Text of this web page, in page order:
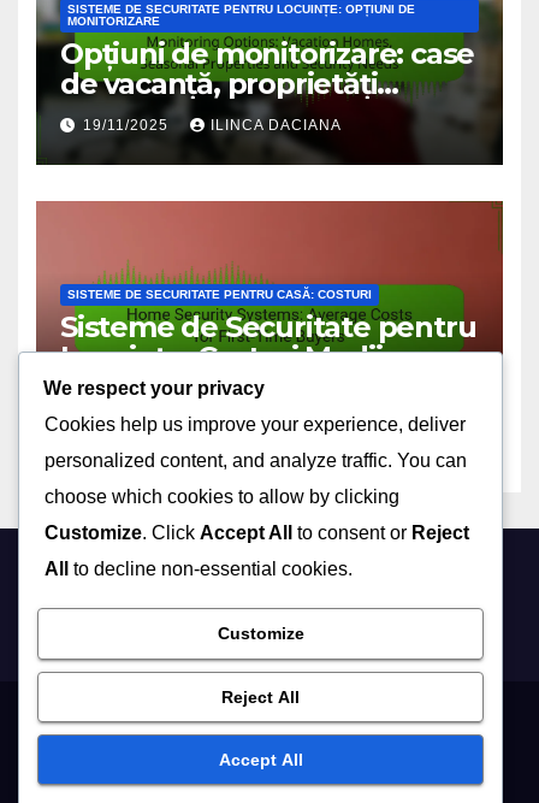
SISTEME DE SECURITATE PENTRU LOCUINȚE: OPȚIUNI DE
MONITORIZARE
Opțiuni de monitorizare: case
de vacanță, proprietăți
sezoniere și nevoi de
securitate
19/11/2025 ILINCA DACIANA
SISTEME DE SECURITATE PENTRU CASĂ: COSTURI
Sisteme de Securitate pentru
Locuințe: Costuri Medii
pentru Cumpărători pentru
Prima Dată
19/11/2025 ILINCA DACIANA
dontpanic.ro
Politica de confidențialitatePolitica privind cookie-urile
Acordul utilizatoruluiContactDespre Noi
We respect your privacy
Cookies help us improve your experience, deliver
personalized content, and analyze traffic. You can
choose which cookies to allow by clicking
Customize. Click Accept All to consent or Reject
All
to decline non-essential cookies.
Customize
Reject All
Accept All